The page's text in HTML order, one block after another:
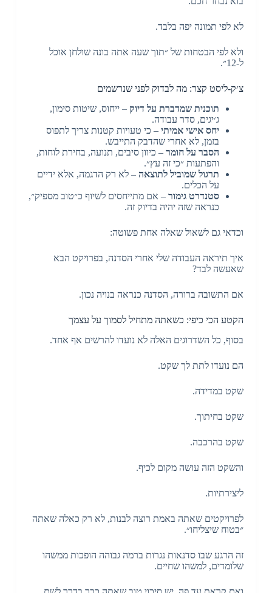
לא לפי תמונה יפה בלבד.
ולא לפי הבטחות של ״תוך שעה אתה בונה שולחן אוכל
ל-12״.
צ׳ק-ליסט קצר: מה לבדוק לפני שנרשמים
תוכנית שמדברת על דיוק – ייחוס, שיטות סימון,
ג׳יגים, סדר עבודה.
יחס אישי אמיתי– כי טעויות קטנות צריך לתפוס
בזמן, לא אחרי שהדבק התייבש.
הסבר על חומר– כיוון סיבים, תנועה, בחירת לוחות,
והפתעות ״כי זה עץ״.
תרגול שמוביל לתוצאה– לא רק הדגמה, אלא ידיים
על הכלים.
סטנדרט גימור– אם מתייחסים לשיוף כ״טוב מספיק״,
כנראה שזה יהיה בדיוק זה.
וכדאי גם לשאול שאלה אחת פשוטה:
איך תיראה העבודה שלי אחרי הסדנה, בפרויקט הבא
שאעשה לבד?
אם התשובה ברורה, הסדנה כנראה בנויה נכון.
הקטע הכי כיפי: כשאתה מתחיל לסמוך על עצמך
בסוף, כל השדרוגים האלה לא נועדו להרשים אף אחד.
הם נועדו לתת לך שקט.
שקט במדידה.
שקט בחיתוך.
שקט בהרכבה.
והשקט הזה עושה מקום לכיף.
ליצירתיות.
לפרויקטים שאתה באמת רוצה לבנות, לא רק כאלה שאתה
״בטוח שיצליחו״.
זה הרגע שבו סדנאות נגרות ברמה גבוהה הופכות ממשהו
שלומדים, למשהו שחיים.